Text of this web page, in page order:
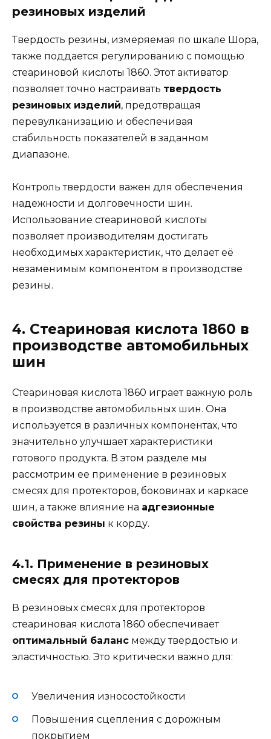
резиновых изделий
Твердость резины, измеряемая по шкале Шора,
также поддается регулированию с помощью
стеариновой кислоты 1860. Этот активатор
позволяет точно настраивать твердость
резиновых изделий, предотвращая
перевулканизацию и обеспечивая
стабильность показателей в заданном
диапазоне.
Контроль твердости важен для обеспечения
надежности и долговечности шин.
Использование стеариновой кислоты
позволяет производителям достигать
необходимых характеристик, что делает её
незаменимым компонентом в производстве
резины.
4. Стеариновая кислота 1860 в
производстве автомобильных
шин
Стеариновая кислота 1860 играет важную роль
в производстве автомобильных шин. Она
используется в различных компонентах, что
значительно улучшает характеристики
готового продукта. В этом разделе мы
рассмотрим ее применение в резиновых
смесях для протекторов, боковинах и каркасе
шин, а также влияние на адгезионные
свойства резины к корду.
4.1. Применение в резиновых
смесях для протекторов
В резиновых смесях для протекторов
стеариновая кислота 1860 обеспечивает
оптимальный баланс между твердостью и
эластичностью. Это критически важно для:
Увеличения износостойкости
Повышения сцепления с дорожным
покрытием